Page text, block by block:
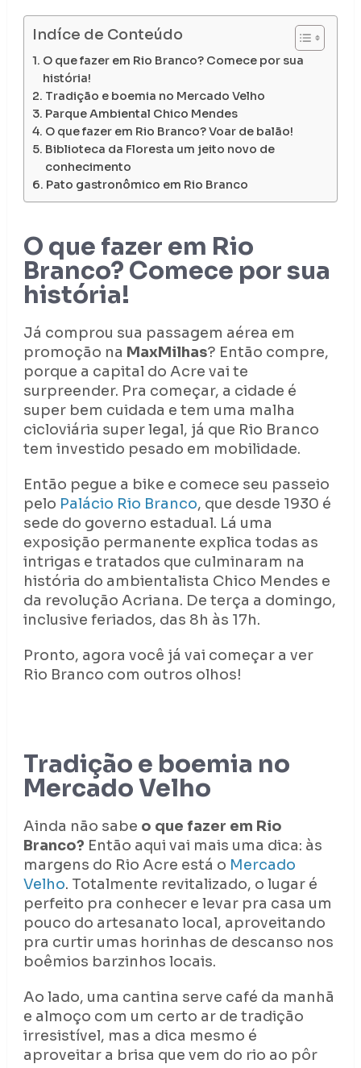
Indíce de Conteúdo
O que fazer em Rio Branco? Comece por sua
história!
Tradição e boemia no Mercado Velho
Parque Ambiental Chico Mendes
O que fazer em Rio Branco? Voar de balão!
Biblioteca da Floresta um jeito novo de
conhecimento
Pato gastronômico em Rio Branco
O que fazer em Rio
Branco? Comece por sua
história!
Já comprou sua passagem aérea em
promoção na MaxMilhas? Então compre,
porque a capital do Acre vai te
surpreender. Pra começar, a cidade é
super bem cuidada e tem uma malha
cicloviária super legal, já que Rio Branco
tem investido pesado em mobilidade.
Então pegue a bike e comece seu passeio
pelo Palácio Rio Branco, que desde 1930 é
sede do governo estadual. Lá uma
exposição permanente explica todas as
intrigas e tratados que culminaram na
história do ambientalista Chico Mendes e
da revolução Acriana. De terça a domingo,
inclusive feriados, das 8h às 17h.
Pronto, agora você já vai começar a ver
Rio Branco com outros olhos!
Tradição e boemia no
Mercado Velho
Ainda não sabe o que fazer em Rio
Branco? Então aqui vai mais uma dica: às
margens do Rio Acre está o Mercado
Velho. Totalmente revitalizado, o lugar é
perfeito pra conhecer e levar pra casa um
pouco do artesanato local, aproveitando
pra curtir umas horinhas de descanso nos
boêmios barzinhos locais.
Ao lado, uma cantina serve café da manhã
e almoço com um certo ar de tradição
irresistível, mas a dica mesmo é
aproveitar a brisa que vem do rio ao pôr